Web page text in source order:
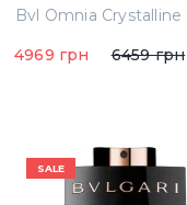
40 ml hand cream)
4969 грн
6459 грн
SALE